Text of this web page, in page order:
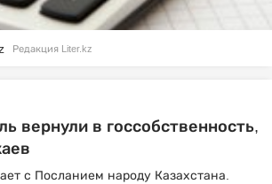
Редакция Liter.kz
вернули в госсобственность,
с Посланием народу Казахстана.